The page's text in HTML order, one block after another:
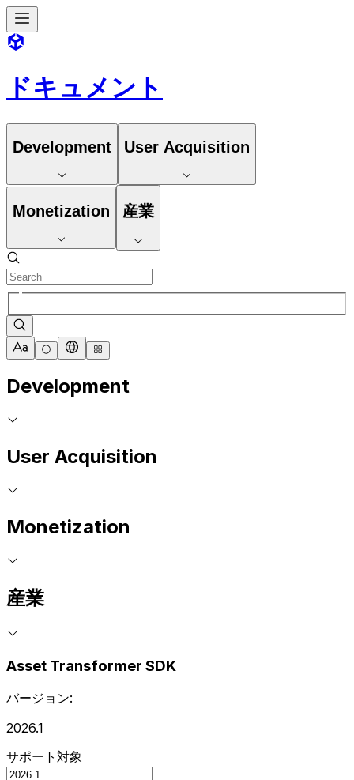
ドキュメント
Development User Acquisition
Monetization 産業
Development
User Acquisition
Monetization
産業
Asset Transformer SDK
バージョン:
2026.1
サポート対象